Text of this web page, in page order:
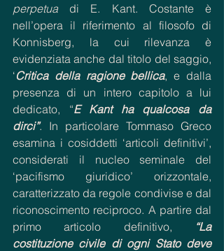
perpetua di E. Kant. Costante è
nell’opera il riferimento al filosofo di
Konnisberg, la cui rilevanza è
evidenziata anche dal titolo del saggio,
‘Critica della ragione bellica, e dalla
presenza di un intero capitolo a lui
dedicato, “E Kant ha qualcosa da
dirci”. In particolare Tommaso Greco
esamina i cosiddetti ‘articoli definitivi’,
considerati il nucleo seminale del
‘pacifismo giuridico’ orizzontale,
caratterizzato da regole condivise e dal
riconoscimento reciproco. A partire dal
primo articolo definitivo,
“La
costituzione civile di ogni Stato deve